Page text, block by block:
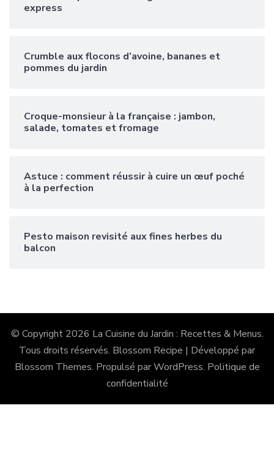
express
Crumble aux flocons d’avoine, bananes et
pommes du jardin
Croque-monsieur à la française : jambon,
salade, tomates et fromage
Astuce : comment réussir à cuire un œuf poché
à la perfection
Pesto maison revisité aux fines herbes du
balcon
© Copyright 2026 La Cuisine du Jardin : Recettes & Menus.
Tous droits réservés. Blossom Recipe | Développé par
Blossom Themes. Propulsé parWordPress. Politique de
confidentialité